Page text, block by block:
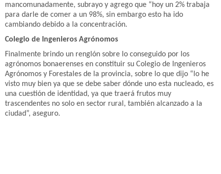
mancomunadamente, subrayo y agrego que “hoy un 2% trabaja
para darle de comer a un 98%, sin embargo esto ha ido
cambiando debido a la concentración.
Colegio de Ingenieros Agrónomos
Finalmente brindo un renglón sobre lo conseguido por los
agrónomos bonaerenses en constituir su Colegio de Ingenieros
Agrónomos y Forestales de la provincia, sobre lo que dijo “lo he
visto muy bien ya que se debe saber dónde uno esta nucleado, es
una cuestión de identidad, ya que traerá frutos muy
trascendentes no solo en sector rural, también alcanzado a la
ciudad”, aseguro.